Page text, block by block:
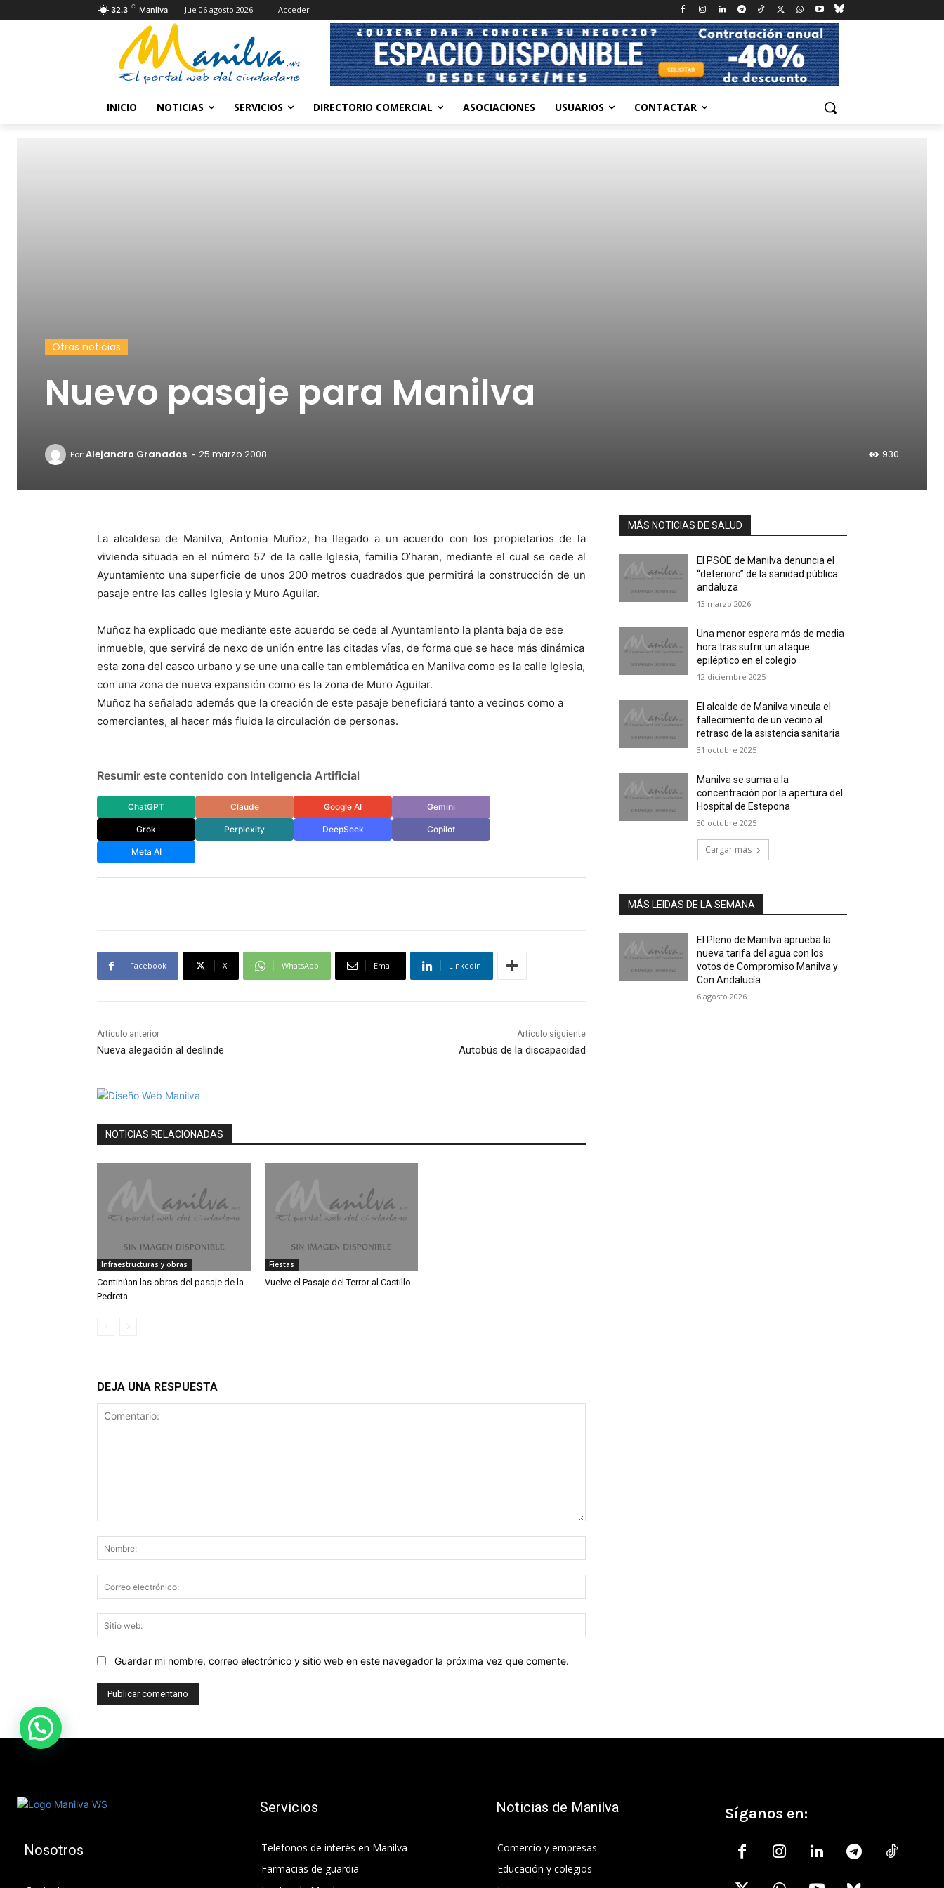
32.3 C Manilva Jue 06 agosto 2026 Acceder
INICIO NOTICIAS SERVICIOS DIRECTORIO COMERCIAL ASOCIACIONES USUARIOS CONTACTAR
Otras noticias
Nuevo pasaje para Manilva
Por:Alejandro Granados - 25 marzo 2008 930
La alcaldesa de Manilva, Antonia Muñoz, ha llegado a un acuerdo con los propietarios de la
vivienda situada en el número 57 de la calle Iglesia, familia O’haran, mediante el cual se cede al
Ayuntamiento una superficie de unos 200 metros cuadrados que permitirá la construcción de un
pasaje entre las calles Iglesia y Muro Aguilar.
Muñoz ha explicado que mediante este acuerdo se cede al Ayuntamiento la planta baja de ese
inmueble, que servirá de nexo de unión entre las citadas vías, de forma que se hace más dinámica
esta zona del casco urbano y se une una calle tan emblemática en Manilva como es la calle Iglesia,
con una zona de nueva expansión como es la zona de Muro Aguilar.
Muñoz ha señalado además que la creación de este pasaje beneficiará tanto a vecinos como a
comerciantes, al hacer más fluida la circulación de personas.
Resumir este contenido con Inteligencia Artificial
ChatGPT Claude Google AI Gemini
Grok Perplexity DeepSeek Copilot
Meta AI
Facebook X WhatsApp Email Linkedin
Artículo anterior
Nueva alegación al deslinde
Artículo siguiente
Autobús de la discapacidad
NOTICIAS RELACIONADAS
Infraestructuras y obras
Continúan las obras del pasaje de la
Pedreta
Fiestas
Vuelve el Pasaje del Terror al Castillo
DEJA UNA RESPUESTA
electrónico:
web:
Guardar mi nombre, correo electrónico y sitio web en este navegador la próxima vez que comente.
MÁS NOTICIAS DE SALUD
El PSOE de Manilva denuncia el
“deterioro” de la sanidad pública
andaluza
13 marzo 2026
Una menor espera más de media
hora tras sufrir un ataque
epiléptico en el colegio
12 diciembre 2025
El alcalde de Manilva vincula el
fallecimiento de un vecino al
retraso de la asistencia sanitaria
31 octubre 2025
Manilva se suma a la
concentración por la apertura del
Hospital de Estepona
30 octubre 2025
Cargar más
MÁS LEIDAS DE LA SEMANA
El Pleno de Manilva aprueba la
nueva tarifa del agua con los
votos de Compromiso Manilva y
Con Andalucía
6 agosto 2026
Nosotros
Servicios
Telefonos de interés en Manilva
Farmacias de guardia
Noticias de Manilva
Comercio y empresas
Educación y colegios
Síganos en: